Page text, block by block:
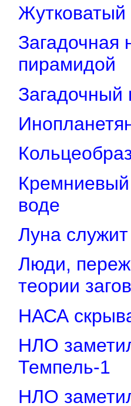
Загадочная
пирамидой
воде
Луна
Люди,
теории
НАСА
НЛО
Темпель-1
НЛО